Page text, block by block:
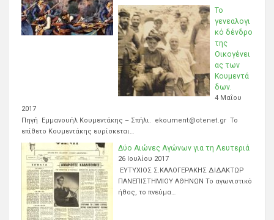
Το
γενεαλογι
κό δένδρο
της
Οικογένει
ας των
Κουμεντά
δων.
4 Μαΐου
2017
Πηγή Εμμανουήλ Κουμεντάκης – Σπήλι. ekoument@otenet.gr Το
επίθετο Κουμεντάκης ευρίσκεται…
Δύο Αιώνες Αγώνων για τη Λευτεριά
26 Ιουλίου 2017
ΕΥΤΥΧΙΟΣ Σ.ΚΑΛΟΓΕΡΑΚΗΣ ΔΙΔΑΚΤΩΡ
ΠΑΝΕΠΙΣΤΗΜΙΟΥ ΑΘΗΝΩΝ Το αγωνιστικό
ήθος, το πνεύμα…